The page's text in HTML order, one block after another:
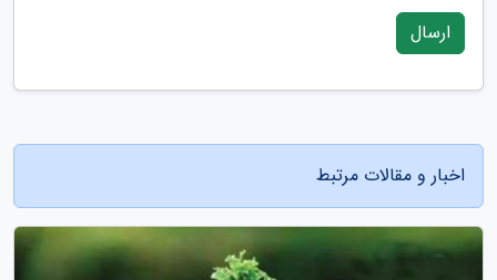
ارسال
اخبار و مقالات مرتبط